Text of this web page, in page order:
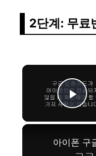
2단계: 무료